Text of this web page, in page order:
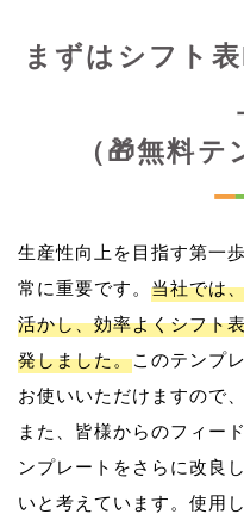
まずはシフト
（🎁無料テ
生産性向上を目指す第一
常に重要です。 当社では
活かし、効率よくシフト
発しました。このテンプ
お使いいただけますので
また、皆様からのフィー
ンプレートをさらに改良
いと考えています。使用